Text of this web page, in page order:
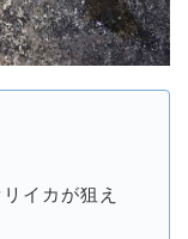
イカが狙え